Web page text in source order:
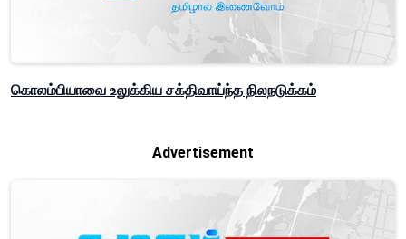
கொலம்பியாவை உலுக்கிய சக்திவாய்ந்த நிலநடுக்கம்
Advertisement